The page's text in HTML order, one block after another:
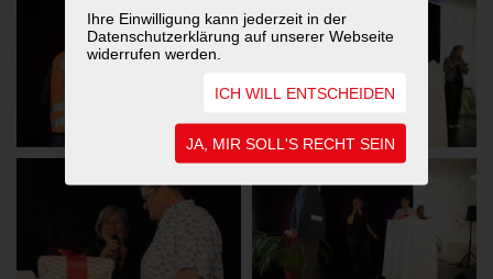
Ihre Einwilligung kann jederzeit in der
Datenschutzerklärung auf unserer Webseite
widerrufen werden.
ICH WILL ENTSCHEIDEN
JA, MIR SOLL'S RECHT SEIN